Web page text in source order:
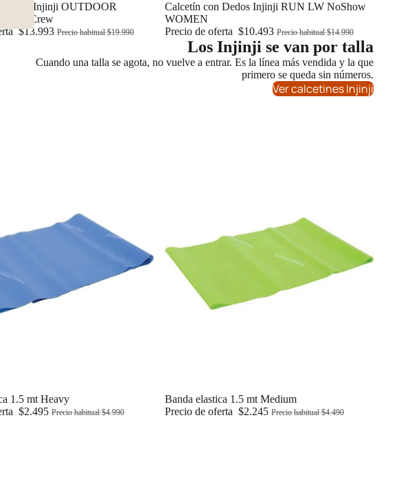
Dedos Injinji OUTDOOR
Mini Crew
$13.993 Precio habitual$19.990
Oferta
Calcetín con Dedos Injinji RUN LW NoShow
WOMEN
Precio de oferta $10.493 Precio habitual$14.990
Los Injinji se van por talla
Cuando una talla se agota, no vuelve a entrar. Es la línea más vendida y la que
primero se queda sin números.
Ver calcetines Injinji
1.5 mt Heavy
$2.495 Precio habitual$4.990
Oferta
Banda elastica 1.5 mt Medium
Precio de oferta $2.245 Precio habitual$4.490